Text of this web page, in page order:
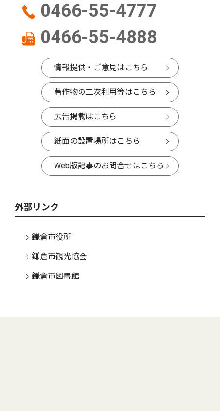
0466-55-4777
0466-55-4888
情報提供・ご意見はこちら
著作物の二次利用等はこちら
広告掲載はこちら
紙面の設置場所はこちら
Web版記事のお問合せはこちら
外部リンク
鎌倉市役所
鎌倉市観光協会
鎌倉市図書館